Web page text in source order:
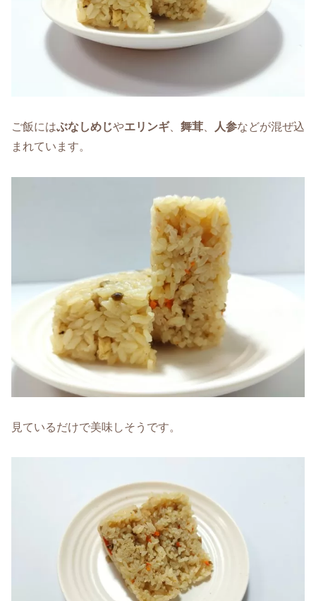
ご飯にはぶなしめじやエリンギ、 舞茸 人参などが混ぜ込
まれています。
見ているだけで美味しそうです。